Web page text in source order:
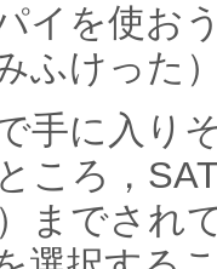
イを使お
ふけった
手に入り
ころ，
までされ